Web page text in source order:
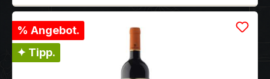
% Angebot.
✦ Tipp.